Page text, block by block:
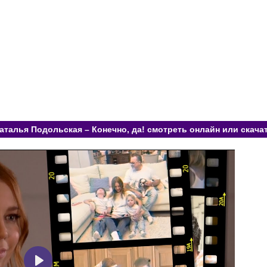
Подольская – Конечно, да! смотреть онлайн или